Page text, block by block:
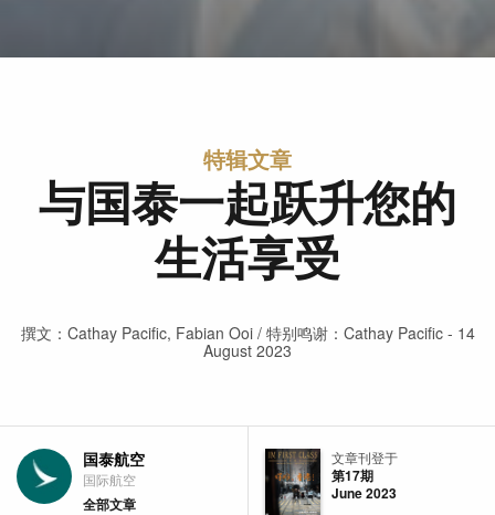
特辑文章
与国泰一起跃升您的
生活享受
撰文：Cathay Pacific, Fabian Ooi / 特别鸣谢：Cathay Pacific - 14
August 2023
国泰航空
国际航空
全部文章
文章刊登于
第17期
June 2023